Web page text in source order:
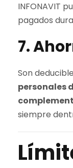
INFONAVIT
pagados
7.
Son
personales
siempre